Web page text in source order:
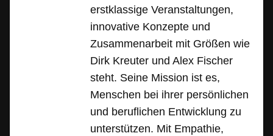
erstklassige Veranstaltungen,
innovative Konzepte und
Zusammenarbeit mit Größen wie
Dirk Kreuter und Alex Fischer
steht. Seine Mission ist es,
Menschen bei ihrer persönlichen
und beruflichen Entwicklung zu
unterstützen. Mit Empathie,